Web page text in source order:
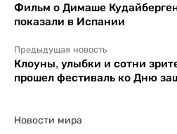
Фильм о Димаше
показали в Испании
Предыдущая новость
Клоуны, улыбки и сотни
прошел фестиваль ко Дню
Новости мира